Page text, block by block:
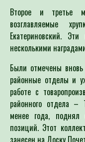
Второе и третье
возглавляемые
Екатериновский.
несколькими
Были отмечены
районные отделы и
работе с
районного отдела –
менее года,
позиций. Этот
занесен на Доску